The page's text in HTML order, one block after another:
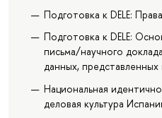
Подготовка к DELE:
Подготовка к DELE:
письма/научного
данных, представленных
Национальная
деловая культура